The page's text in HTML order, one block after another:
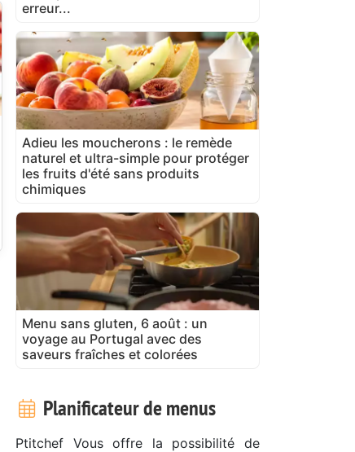
erreur...
Adieu les moucherons : le remède
naturel et ultra-simple pour protéger
les fruits d'été sans produits
chimiques
Menu sans gluten, 6 août : un
voyage au Portugal avec des
saveurs fraîches et colorées
Planificateur de menus
Ptitchef Vous offre la possibilité de